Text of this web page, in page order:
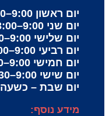
יום ראשון 9:00–23:00
יום שני 9:00–23:00
יום שלישי 9:00–23:00
יום רביעי 9:00–23:00
יום חמישי 9:00–23:00
יום שישי 9:00–14:30
יום שבת –
מידע נוסף: